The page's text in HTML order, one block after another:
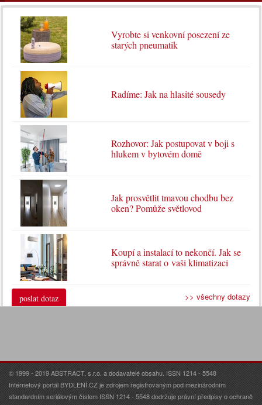
Vyrobte si venkovní posezení ze
starých pneumatik
Radíme: Jak na hlasité sousedy
Rozhovor: Jak postupovat v boji s
hlukem v bytovém domě
Jak prosvětlit tmavou chodbu bez
oken? Pomůže světlovod
Koupí a instalací to nekončí. Jak se
správně starat o vaši klimatizaci
poslat dotaz >> všechny dotazy
© 1999 - 2019 ABSTRACT, s.r.o. a dodavatelé obsahu. ISSN 1214 - 5548
Internetový portál BYDLENÍ.CZ je zdrojem registrovaným pod mezinárodním
standardním seriálovým číslem ISSN 1214 - 5548 dodržuje právní předpisy o ochraně